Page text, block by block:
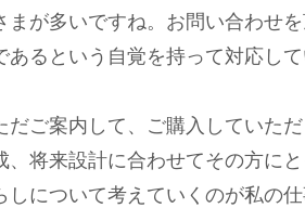
が多いですね。お問い合わせ
るという自覚を持って対応して
ご案内して、ご購入していた
将来設計に合わせてその方に
について考えていくのが私の